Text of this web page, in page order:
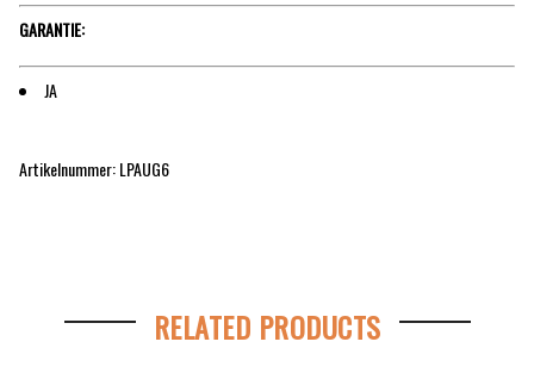
GARANTIE:
JA
Artikelnummer: LPAUG6
RELATED PRODUCTS